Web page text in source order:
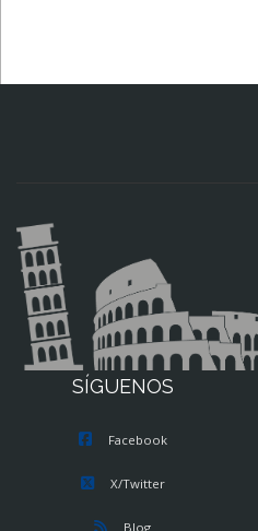
SÍGUENOS
Facebook
X/Twitter
Blog